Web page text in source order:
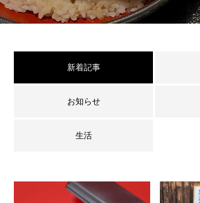
新着記事
お知らせ
生活